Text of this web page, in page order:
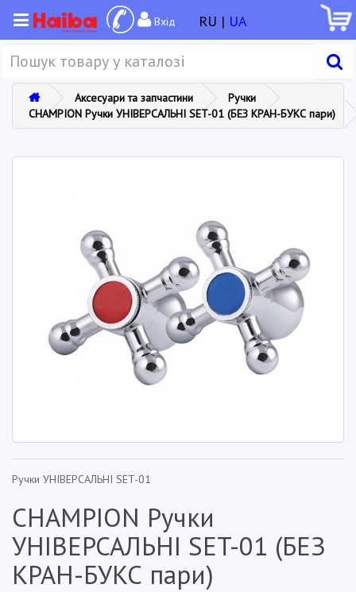
Вхід RU | UA
Аксесуари та запчастини
Ручки
CHAMPION Ручки УНІВЕРСАЛЬНІ SET-01 (БЕЗ КРАН-БУКС пари)
Ручки УНІВЕРСАЛЬНІ SET-01
CHAMPION Ручки
УНІВЕРСАЛЬНІ SET-01 (БЕЗ
КРАН-БУКС пари)